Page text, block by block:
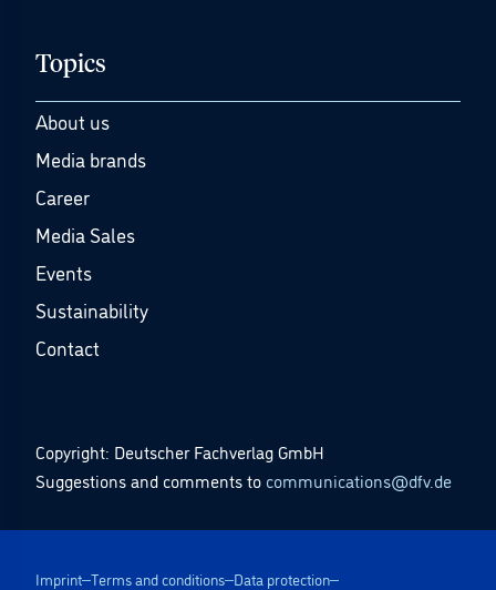
Topics
About us
Media brands
Career
Media Sales
Events
Sustainability
Contact
Copyright: Deutscher Fachverlag GmbH
Suggestions and comments to communications@dfv.de
Imprint Terms and conditions Data protection